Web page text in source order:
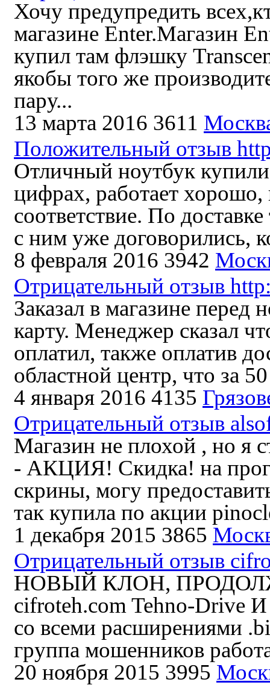
Хочу предупредить
магазине Enter.Магазин
купил там флэшку
якобы того же
пару...
13 марта 2016 3611
Положительный отзыв
Отличный ноутбук
цифрах, работает хорошо,
соответствие. По
с ним уже договорились,
8 февраля 2016 3942
Отрицательный отзыв
Заказал в магазине
карту. Менеджер сказал
оплатил, также оплатив
областной центр, что за
4 января 2016 4135
Отрицательный отзыв
Магазин не плохой , но я
- АКЦИЯ! Скидка! на
скрины, могу
так купила по акции
1 декабря 2015 3865
Отрицательный отзыв
НОВЫЙ КЛОН,
cifroteh.com Tehno-Drive
со всеми расширениями
группа мошенников
20 ноября 2015 3995